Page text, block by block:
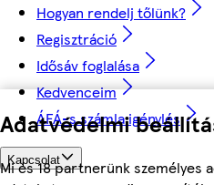
Adatvédelmi
Mi és 18 partnerünk személyes
Hogyan rendelj tőlünk?
Regisztráció
Idősáv foglalása
Kedvenceim
ÁFÁ-s számla igénylés
Kapcsolat